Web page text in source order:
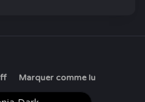
Marquer comme lu